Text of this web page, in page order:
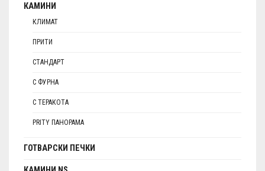
КАМИНИ
КЛИМАТ
ПРИТИ
СТАНДАРТ
С ФУРНА
С ТЕРАКОТА
PRITY ПАНОРАМА
ГОТВАРСКИ ПЕЧКИ